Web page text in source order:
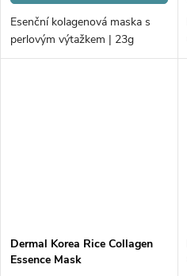
Esenční kolagenová maska s
perlovým výtažkem | 23g
Dermal Korea Rice Collagen
Essence Mask